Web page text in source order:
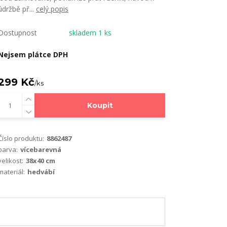
př... celý popis
skladem 1 ks
plátce DPH
Kč/ks
Koupit
produktu: 8862487
vícebarevná
38x40 cm
hedvábí